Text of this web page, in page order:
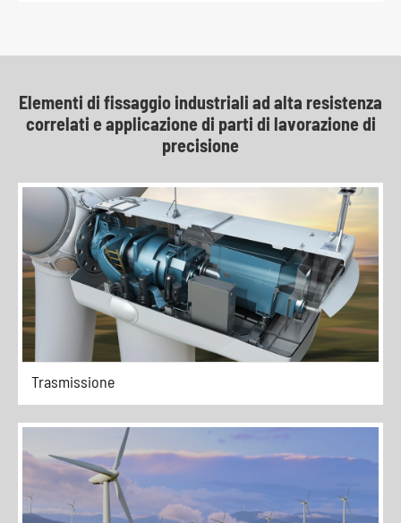
Elementi di fissaggio industriali ad alta resistenza
correlati e applicazione di parti di lavorazione di
precisione
Trasmissione